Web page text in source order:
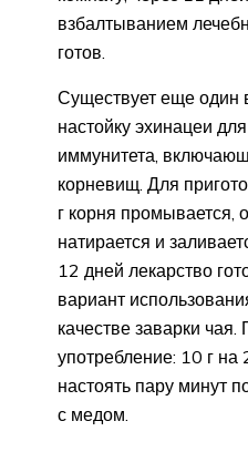
взбалтыванием
готов.
Существует еще один
настойку эхинацеи
иммунитета,
корневищ. Для
г корня промывается,
натирается и
12 дней лекарство
вариант
качестве заварки
употребление: 10 г на
настоять пару минут
с медом.